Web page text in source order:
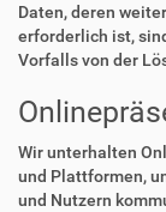
Daten, deren
erforderlich ist,
Vorfalls von der
Wir unterhalten
und Plattformen,
und Nutzern